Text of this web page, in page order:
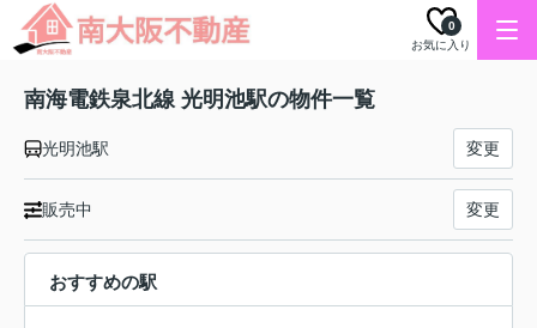
お気に入り
0
南海電鉄泉北線 光明池駅の物件一覧
光明池駅 変更
販売中 変更
おすすめの駅